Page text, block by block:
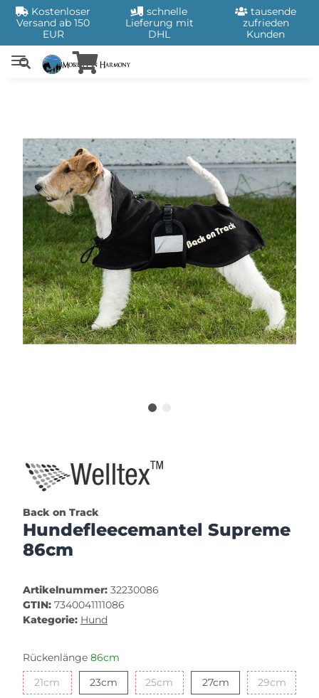
Kostenloser
Versand ab 150
EUR
schnelle
Lieferung mit
DHL
tausende
zufrieden
Kunden
Back on Track
Hundefleecemantel Supreme
86cm
Artikelnummer: 32230086
GTIN: 7340041111086
Kategorie: Hund
Rückenlänge 86cm
21cm 21cm 23cm23cm 25cm 25cm 27cm27cm 29cm29cm